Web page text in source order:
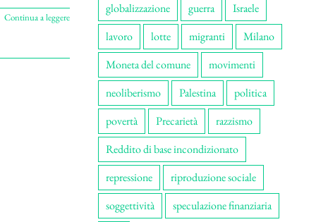
Continua a leggere
globalizzazione
guerra
Israele
lavoro
lotte migranti
Milano
Moneta del comune
movimenti
neoliberismo
Palestina
politica
povertà
Precarietà
razzismo
Reddito di base incondizionato
repressione
riproduzione sociale
soggettività
speculazione finanziaria